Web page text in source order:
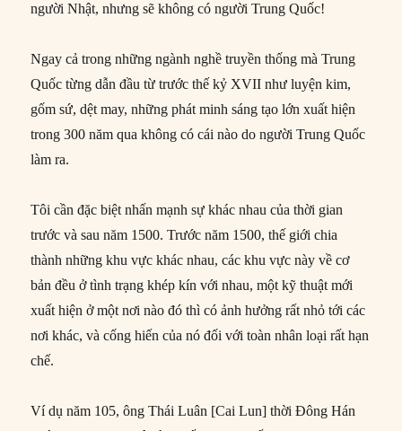
người Nhật, nhưng sẽ không có người Trung Quốc!
Ngay cả trong những ngành nghề truyền thống mà Trung
Quốc từng dẫn đầu từ trước thế kỷ XVII như luyện kim,
gốm sứ, dệt may, những phát minh sáng tạo lớn xuất hiện
trong 300 năm qua không có cái nào do người Trung Quốc
làm ra.
Tôi cần đặc biệt nhấn mạnh sự khác nhau của thời gian
trước và sau năm 1500. Trước năm 1500, thế giới chia
thành những khu vực khác nhau, các khu vực này về cơ
bản đều ở tình trạng khép kín với nhau, một kỹ thuật mới
xuất hiện ở một nơi nào đó thì có ảnh hưởng rất nhỏ tới các
nơi khác, và cống hiến của nó đối với toàn nhân loại rất hạn
chế.
Ví dụ năm 105, ông Thái Luân [Cai Lun] thời Đông Hán